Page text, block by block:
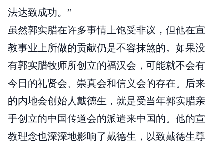
法达致成功。”
虽然郭实腊在许多事情上饱受非议，但他在宣
教事业上所做的贡献仍是不容抹煞的。如果没
有郭实腊牧师所创立的福汉会，可能就不会有
今日的礼贤会、崇真会和信义会的存在。后来
的内地会创始人戴德生，就是受当年郭实腊亲
手创立的中国传道会的派遣来中国的。他的宣
教理念也深深地影响了戴德生，以致戴德生尊